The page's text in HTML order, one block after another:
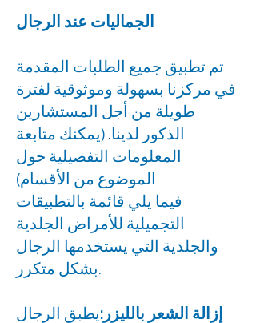
الجماليات عند الرجال
تم تطبيق جميع الطلبات المقدمة
في مركزنا بسهولة وموثوقية لفترة
طويلة من أجل المستشارين
الذكور لدينا. (يمكنك متابعة
المعلومات التفصيلية حول
الموضوع من الأقسام)
فيما يلي قائمة بالتطبيقات
التجميلية للأمراض الجلدية
والجلدية التي يستخدمها الرجال
بشكل متكرر.
إزالة الشعر بالليزر:يطبق الرجال